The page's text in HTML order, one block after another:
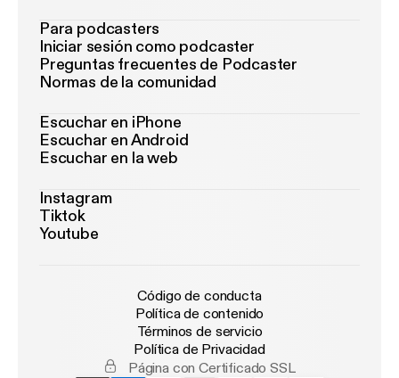
Para podcasters
Iniciar sesión como podcaster
Preguntas frecuentes de Podcaster
Normas de la comunidad
Escuchar en iPhone
Escuchar en Android
Escuchar en la web
Instagram
Tiktok
Youtube
Código de conducta
Política de contenido
Términos de servicio
Política de Privacidad
Página con Certificado SSL